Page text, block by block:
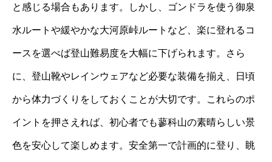
と感じる場合もあります。しかし、ゴンドラを使う御泉
水ルートや緩やかな大河原峠ルートなど、楽に登れるコ
ースを選べば登山難易度を大幅に下げられます。さら
に、登山靴やレインウェアなど必要な装備を揃え、日頃
から体力づくりをしておくことが大切です。これらのポ
イントを押さえれば、初心者でも蓼科山の素晴らしい景
色を安心して楽しめます。安全第一で計画的に登り、眺